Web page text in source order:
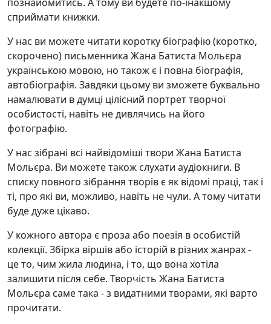
сприймати книжки.
У нас ви можете читати коротку біографію (коротко,
скорочено) письменника Жана Батиста Мольєра
українською мовою, но також є і повна біографія,
автобіографія. Завдяки цьому ви зможете буквально
намалювати в думці цілісний портрет творчої
особистості, навіть не дивлячись на його
фотографію.
У нас зібрані всі найвідоміші твори Жана Батиста
Мольєра. Ви можете також слухати аудіокниги. В
списку повного зібрання творів є як відомі праці, так і
ті, про які ви, можливо, навіть не чули. А тому читати
буде дуже цікаво.
У кожного автора є проза або поезія в особистій
колекції. Збірка віршів або історій в різних жанрах -
це то, чим жила людина, і то, що вона хотіла
залишити після себе. Творчість Жана Батиста
Мольєра саме така - з видатними творами, які варто
прочитати.